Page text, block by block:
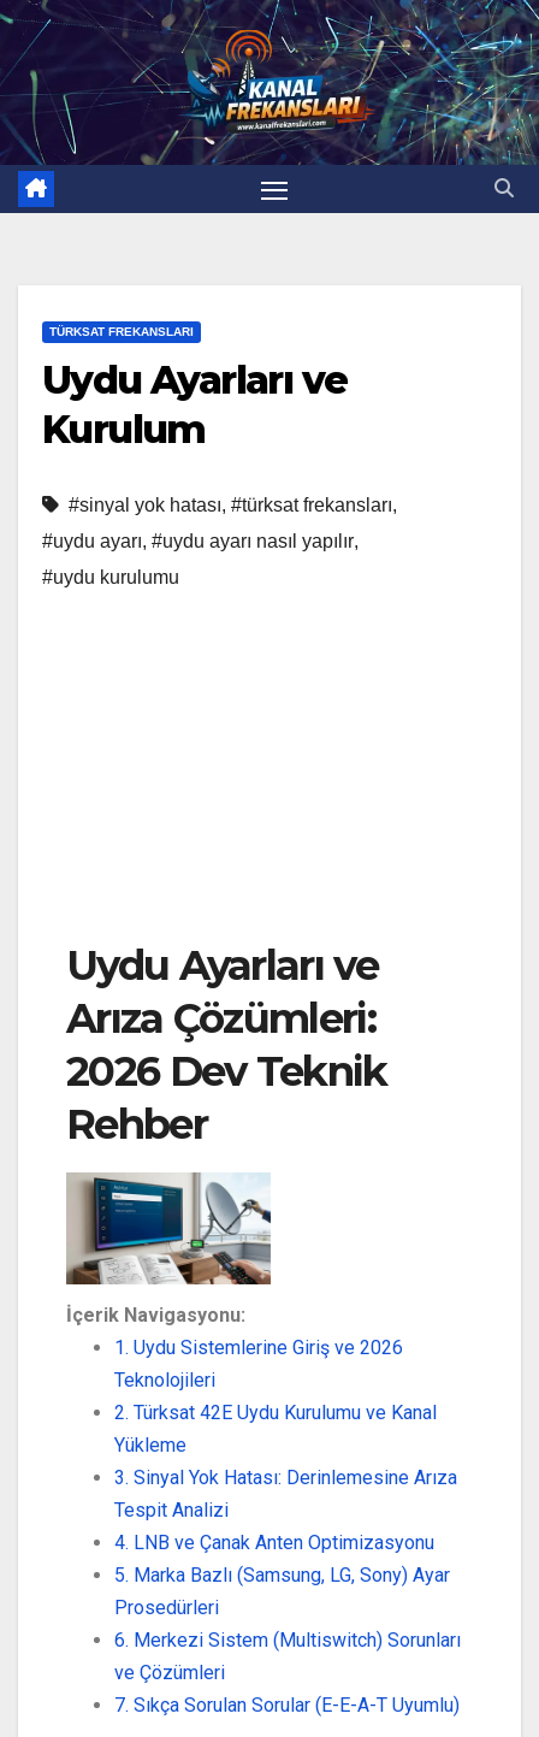
TÜRKSAT FREKANSLARI
Uydu Ayarları ve
Kurulum
#sinyal yok hatası, #türksat frekansları,
#uydu ayarı, #uydu ayarı nasıl yapılır,
#uydu kurulumu
Uydu Ayarları ve
Arıza Çözümleri:
2026 Dev Teknik
Rehber
İçerik Navigasyonu:
1. Uydu Sistemlerine Giriş ve 2026
Teknolojileri
2. Türksat 42E Uydu Kurulumu ve Kanal
Yükleme
3. Sinyal Yok Hatası: Derinlemesine Arıza
Tespit Analizi
4. LNB ve Çanak Anten Optimizasyonu
5. Marka Bazlı (Samsung, LG, Sony) Ayar
Prosedürleri
6. Merkezi Sistem (Multiswitch) Sorunları
ve Çözümleri
7. Sıkça Sorulan Sorular (E-E-A-T Uyumlu)